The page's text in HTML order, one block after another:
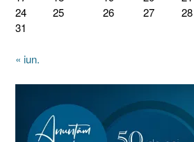
24
25 26 27 28
31
« iun.